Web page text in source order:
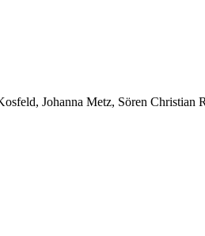
Johanna Metz, Sören Christian